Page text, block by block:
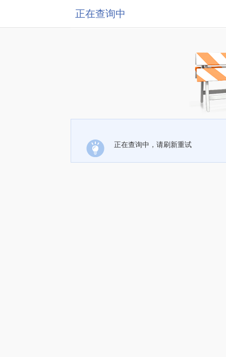
正在查询中
正在查询中，请刷新重试